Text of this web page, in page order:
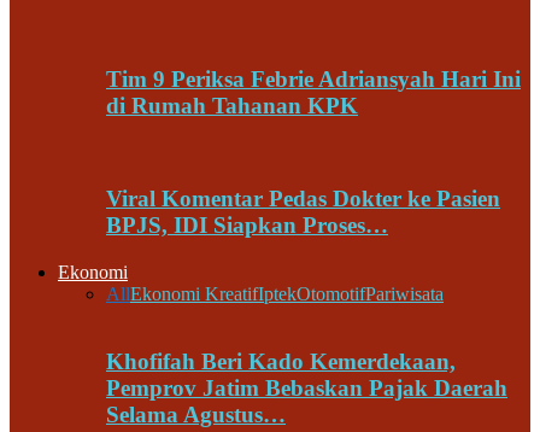
Tim 9 Periksa Febrie Adriansyah Hari Ini
di Rumah Tahanan KPK
Viral Komentar Pedas Dokter ke Pasien
BPJS, IDI Siapkan Proses…
Ekonomi
AllEkonomi KreatifIptekOtomotifPariwisata
Khofifah Beri Kado Kemerdekaan,
Pemprov Jatim Bebaskan Pajak Daerah
Selama Agustus…